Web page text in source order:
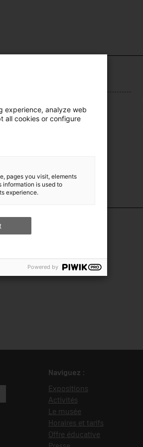
Barcelona
Naviguez :
Expositions
Activités
Le musée
Horaires et tarifs
Offre éducative
experience, analyze web
all cookies or configure
pages you visit, elements
information is used to
experience.
Powered by